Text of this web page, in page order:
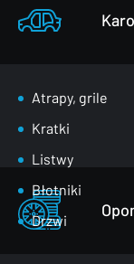
Atrapy, grile
Kratki
Listwy
Błotniki
Drzwi